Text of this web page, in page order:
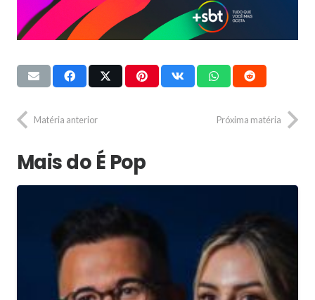
Matéria anterior Próxima matéria
Mais do É Pop